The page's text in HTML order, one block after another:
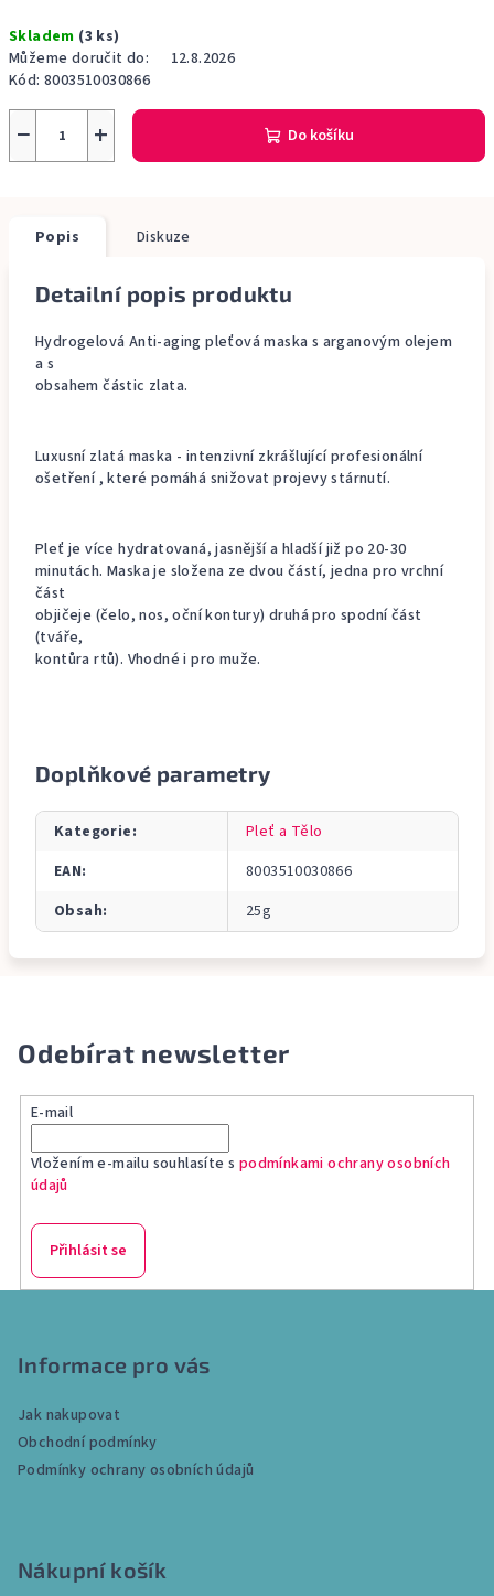
cena:
Skladem (3 ks)
Můžeme doručit do:
12.8.2026
Kód: 8003510030866
+
− Do košíku
Popis Diskuze
Detailní popis produktu
Hydrogelová Anti-aging pleťová maska s arganovým olejem
a s
obsahem částic zlata.
Luxusní zlatá maska - intenzivní zkrášlující profesionální
ošetření , které pomáhá snižovat projevy stárnutí.
Pleť je více hydratovaná, jasnější a hladší již po 20-30
minutách. Maska je složena ze dvou částí, jedna pro vrchní
část
objičeje (čelo, nos, oční kontury) druhá pro spodní část
(tváře,
kontůra rtů). Vhodné i pro muže.
Doplňkové parametry
Kategorie:
Pleť a Tělo
EAN:
8003510030866
Obsah: 25g
Odebírat newsletter
E-mail
Vložením e-mailu souhlasíte s podmínkami ochrany osobních
údajů
Přihlásit se
Informace pro vás
Jak nakupovat
Obchodní podmínky
Podmínky ochrany osobních údajů
Nákupní košík